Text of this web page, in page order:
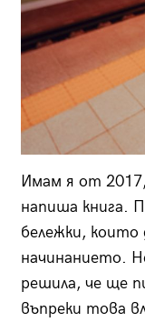
Имам я от
напиша книга.
бележки,
начинанието.
решила, че ще
въпреки това